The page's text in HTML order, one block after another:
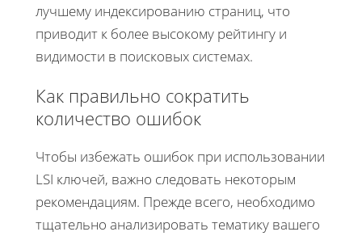
лучшему индексированию страниц, что
приводит к более высокому рейтингу и
видимости в поисковых системах.
Как правильно сократить
количество ошибок
Чтобы избежать ошибок при использовании
LSI ключей, важно следовать некоторым
рекомендациям. Прежде всего, необходимо
тщательно анализировать тематику вашего